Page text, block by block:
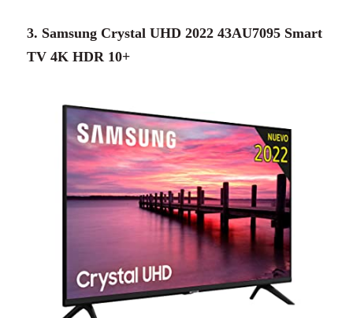
3. Samsung Crystal UHD 2022 43AU7095 Smart
TV 4K HDR 10+